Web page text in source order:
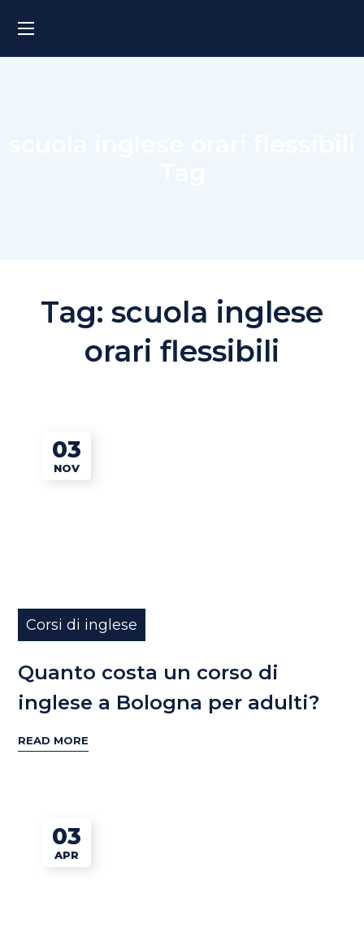
Tag: scuola inglese
orari flessibili
03
NOV
Corsi di inglese
Quanto costa un corso di
inglese a Bologna per adulti?
READ MORE
03
APR